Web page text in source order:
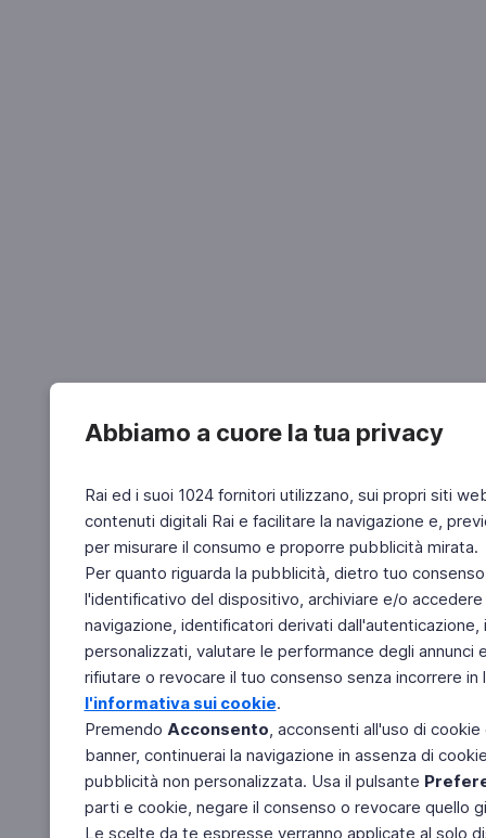
Abbiamo a cuore la tua privacy
Rai ed i suoi 1024 fornitori utilizzano, sui propri siti
contenuti digitali Rai e facilitare la navigazione e,
per misurare il consumo e proporre pubblicità mirata.
Per quanto riguarda la pubblicità, dietro tuo
l'identificativo del dispositivo, archiviare e/o
navigazione, identificatori derivati
personalizzati, valutare le performance degli
rifiutare o revocare il tuo consenso senza incorrere
l'informativa sui cookie.
Premendo Acconsento, acconsenti all'uso di
banner, continuerai la navigazione in assenza di
pubblicità non personalizzata. Usa il pulsante
parti e cookie, negare il consenso o revocare quello
Le scelte da te espresse verranno applicate al solo